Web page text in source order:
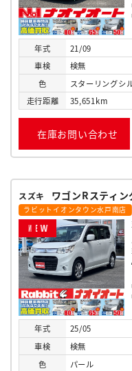
年式
21/09
車検
検無
色
スターリングシ
走行距離 35,651km
在庫お問い合わせ
スズキ ワゴンRスティ
ラビットイオンタウン水戸南店
N E W
年式
25/05
車検
検無
色
パール